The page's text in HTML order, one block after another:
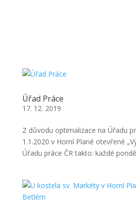
Úřad Práce
17. 12. 2019
Z důvodu optimalizace na Úřadu
1.1.2020 v Horní Plané otevřené
Úřadu práce ČR takto: každé